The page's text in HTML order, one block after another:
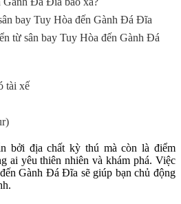
bay Tuy Hòa đến Gành Đá Đĩa
từ sân bay Tuy Hòa đến Gành Đá
tài xế
bởi địa chất kỳ thú mà còn là điểm
ai yêu thiên nhiên và khám phá. Việc
Gành Đá Đĩa sẽ giúp bạn chủ động